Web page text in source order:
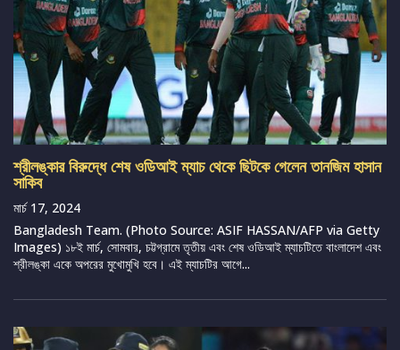
শ্রীলঙ্কার বিরুদ্ধে শেষ ওডিআই ম্যাচ থেকে ছিটকে গেলেন তানজিম হাসান
সাকিব
মার্চ 17, 2024
Bangladesh Team. (Photo Source: ASIF HASSAN/AFP via Getty
Images) ১৮ই মার্চ, সোমবার, চট্টগ্রামে তৃতীয় এবং শেষ ওডিআই ম্যাচটিতে বাংলাদেশ এবং
শ্রীলঙ্কা একে অপরের মুখোমুখি হবে। এই ম্যাচটির আগে...